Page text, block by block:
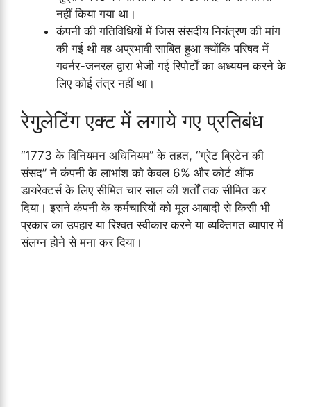
नहीं किया गया था।
कंपनी की गतिविधियों में जिस संसदीय नियंत्रण की मांग
की गई थी वह अप्रभावी साबित हुआ क्योंकि परिषद में
गवर्नर-जनरल द्वारा भेजी गई रिपोर्टों का अध्ययन करने के
लिए कोई तंत्र नहीं था।
रेगुलेटिंग एक्ट में लगाये गए प्रतिबंध
“1773 के विनियमन अधिनियम” के तहत, “ग्रेट ब्रिटेन की
संसद” ने कंपनी के लाभांश को केवल 6% और कोर्ट ऑफ
डायरेक्टर्स के लिए सीमित चार साल की शर्तों तक सीमित कर
दिया। इसने कंपनी के कर्मचारियों को मूल आबादी से किसी भी
प्रकार का उपहार या रिश्वत स्वीकार करने या व्यक्तिगत व्यापार में
संलग्न होने से मना कर दिया।